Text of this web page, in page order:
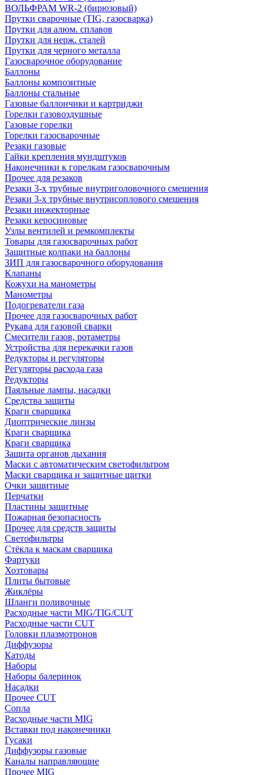
ВОЛЬФРАМ WR-2 (бирюзовый)
Прутки сварочные (TIG, газосварка)
Прутки для алюм. сплавов
Прутки для нерж. сталей
Прутки для черного металла
Газосварочное оборудование
Баллоны
Баллоны композитные
Баллоны стальные
Газовые баллончики и картриджи
Горелки газовоздушные
Газовые горелки
Горелки газосварочные
Резаки газовые
Гайки крепления мундштуков
Наконечники к горелкам газосварочным
Прочее для резаков
Резаки 3-х трубные внутриголовочного смешения
Резаки 3-х трубные внутрисоплового смешения
Резаки инжекторные
Резаки керосиновые
Узлы вентилей и ремкомплекты
Товары для газосварочных работ
Защитные колпаки на баллоны
ЗИП для газосварочного оборудования
Клапаны
Кожухи на манометры
Манометры
Подогреватели газа
Прочее для газосварочных работ
Рукава для газовой сварки
Смесители газов, ротаметры
Устройства для перекачки газов
Редукторы и регуляторы
Регуляторы расхода газа
Редукторы
Паяльные лампы, насадки
Средства защиты
Краги сварщика
Диоптрические линзы
Краги сварщика
Краги сварщика
Защита органов дыхания
Маски с автоматическим светофильтром
Маски сварщика и защитные щитки
Очки защитные
Перчатки
Пластины защитные
Пожарная безопасность
Прочее для средств защиты
Светофильтры
Стёкла к маскам сварщика
Фартуки
Хозтовары
Плиты бытовые
Жиклёры
Шланги поливочные
Расходные части MIG/TIG/CUT
Расходные части CUT
Головки плазмотронов
Диффузоры
Катоды
Наборы
Наборы балеринок
Насадки
Прочее CUT
Сопла
Расходные части MIG
Вставки под наконечники
Гусаки
Диффузоры газовые
Каналы направляющие
Прочее MIG